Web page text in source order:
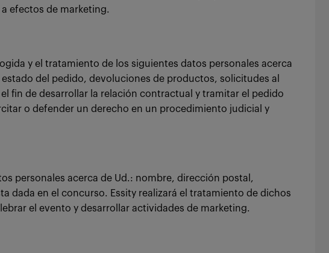
efectos de marketing.
y el tratamiento de los siguientes datos personales acerca
del pedido, devoluciones de productos, solicitudes al
fin de desarrollar la relación contractual y tramitar el pedido
o defender un derecho en un procedimiento judicial y
personales acerca de Ud.: nombre, dirección postal,
dada en el concurso. Essity realizará el tratamiento de dichos
el evento y desarrollar actividades de marketing.